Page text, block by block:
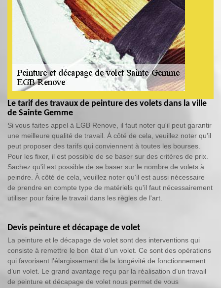
Le tarif des travaux de peinture des volets dans la ville
de Sainte Gemme
Si vous faites appel à EGB Renove, il faut noter qu'il peut garantir
une meilleure qualité de travail. À côté de cela, veuillez noter qu'il
peut proposer des tarifs qui conviennent à toutes les bourses.
Pour les fixer, il est possible de se baser sur des critères de prix.
Sachez qu'il est possible de se baser sur le nombre de volets à
peindre. À côté de cela, veuillez noter qu'il est aussi nécessaire
de prendre en compte type de matériels qu'il faut nécessairement
utiliser pour faire le travail dans les règles de l'art.
Devis peinture et décapage de volet
La peinture et le décapage de volet sont des interventions qui
consiste à remettre le bon état d’un volet. Ce sont des opérations
qui favorisent l’élargissement de la longévité de fonctionnement
d’un volet. Le grand avantage reçu par la réalisation d’un travail
de peinture et décapage de volet nous permet de vous